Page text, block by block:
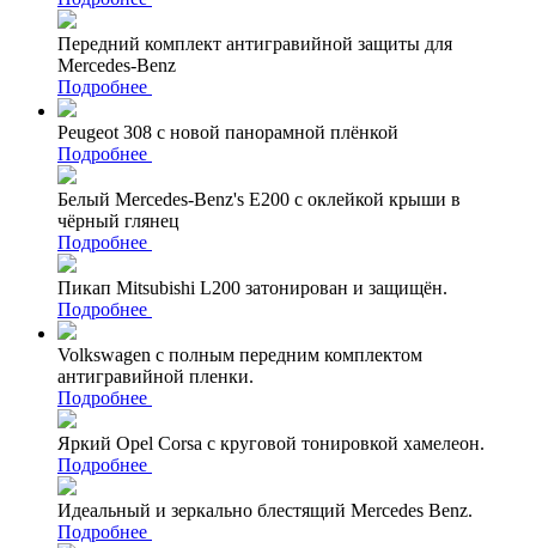
Передний комплект антигравийной защиты для
Mercedes-Benz
Подробнее
Peugeot 308 с новой панорамной плёнкой
Подробнее
Белый Mercedes-Benz's Е200 с оклейкой крыши в
чёрный глянец
Подробнее
Пикап Mitsubishi L200 затонирован и защищён.
Подробнее
Volkswagen с полным передним комплектом
антигравийной пленки.
Подробнее
Яркий Opel Corsa с круговой тонировкой хамелеон.
Подробнее
Идеальный и зеркально блестящий Mercedes Benz.
Подробнее